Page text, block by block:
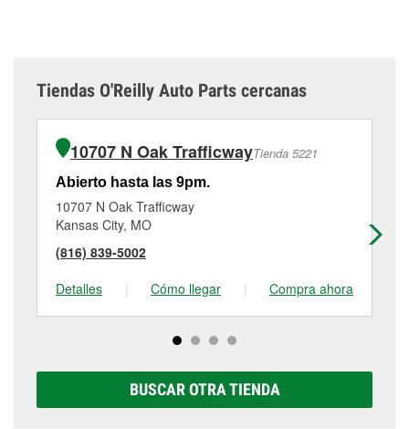
Tiendas O'Reilly Auto Parts cercanas
10707 N Oak TrafficwayTienda 5221
Abierto hasta las 9pm.
10707 N Oak Trafficway
Kansas City, MO
(816) 839-5002
Detalles
| Cómo llegar | Compra ahora
BUSCAR OTRA TIENDA